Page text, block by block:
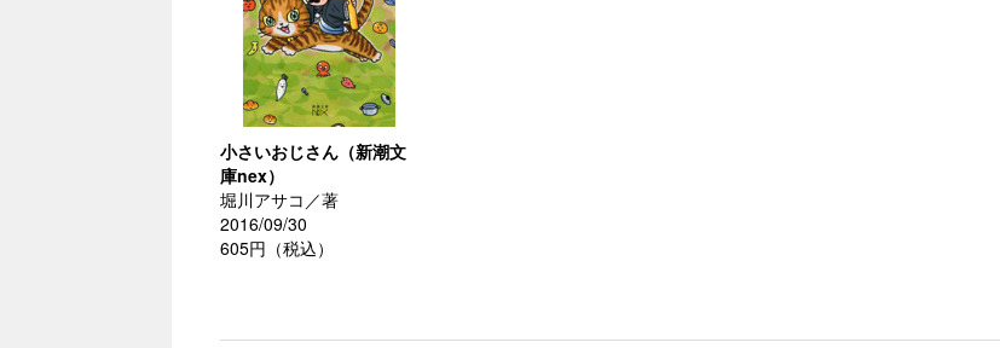
小さいおじさん（新潮文
庫nex）
堀川アサコ／著
2016/09/30
605円（税込）